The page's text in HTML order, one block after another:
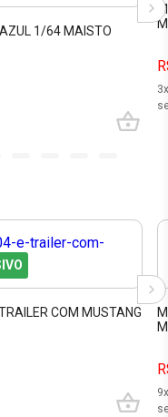
1/64 MAISTO
3
COM MUSTANG
9